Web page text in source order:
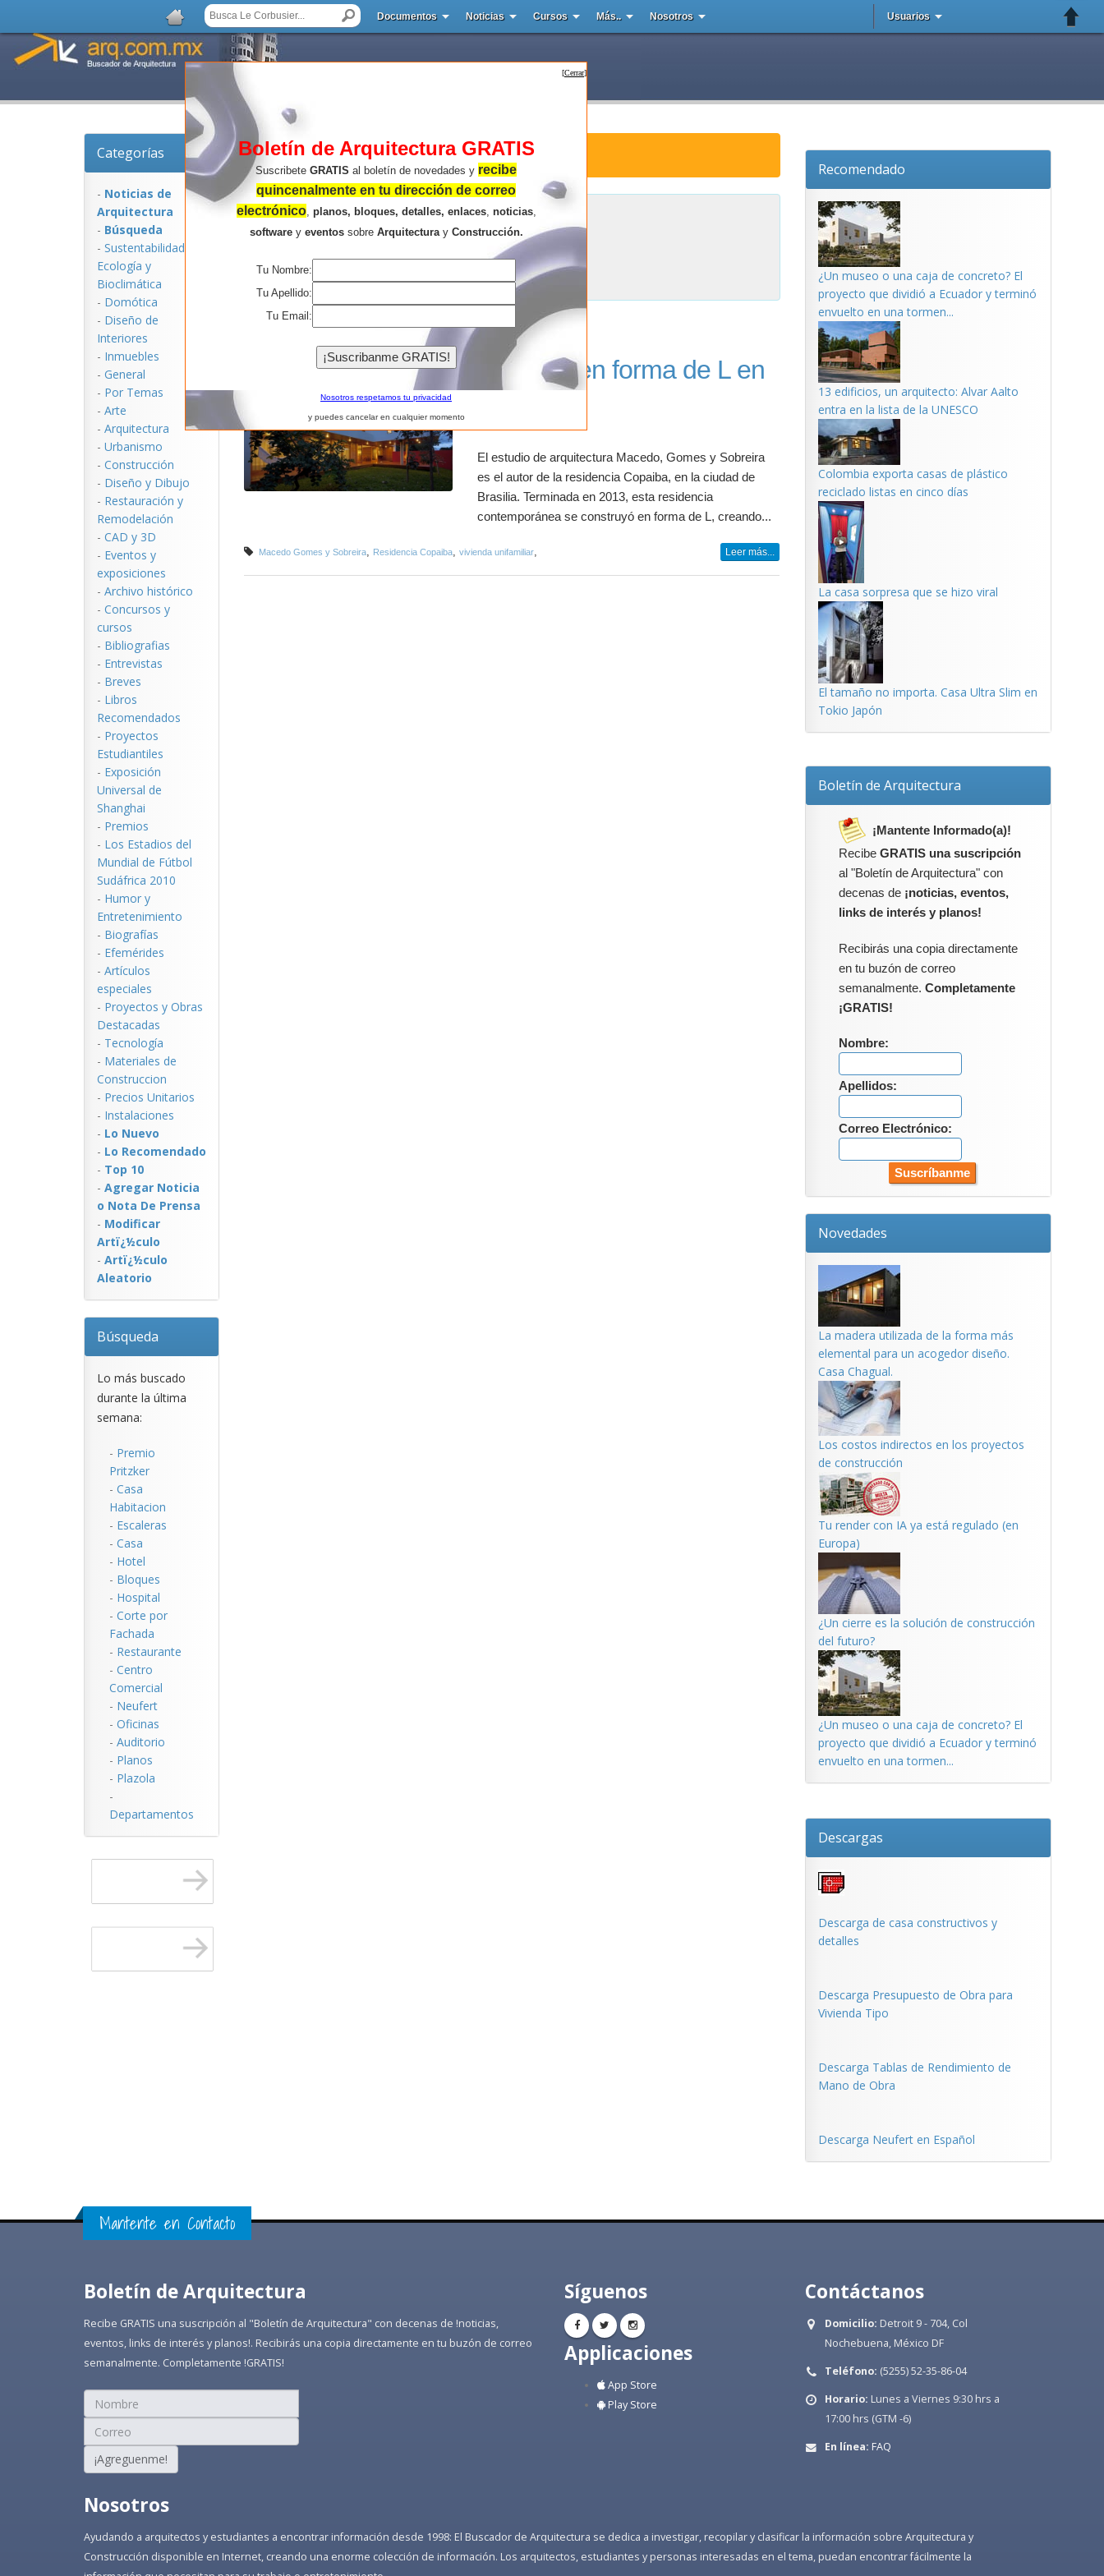
Documentos Noticias Cursos Más.. Nosotros Usuarios
Categorías
- Noticias de
Arquitectura
- Búsqueda
- Sustentabilidad,
Ecologí­a y
Bioclimática
- Domótica
- Diseño de
Interiores
- Inmuebles
- General
- Por Temas
- Arte
- Arquitectura
- Urbanismo
- Construcción
- Diseño y Dibujo
- Restauración y
Remodelación
- CAD y 3D
- Eventos y
exposiciones
- Archivo histórico
- Concursos y
cursos
- Bibliografias
- Entrevistas
- Breves
- Libros
Recomendados
- Proyectos
Estudiantiles
- Exposición
Universal de
Shanghai
- Premios
- Los Estadios del
Mundial de Fútbol
Sudáfrica 2010
- Humor y
Entretenimiento
- Biografías
- Efemérides
- Artículos
especiales
- Proyectos y Obras
Destacadas
- Tecnología
- Materiales de
Construccion
- Precios Unitarios
- Instalaciones
- Lo Nuevo
- Lo Recomendado
- Top 10
- Agregar Noticia
o Nota De Prensa
- Modificar
Artï¿½culo
- Artï¿½culo
Aleatorio
Búsqueda
Lo más buscado
durante la última
semana:
- Premio
Pritzker
- Casa
Habitacion
- Escaleras
- Casa
- Hotel
- Bloques
- Hospital
- Corte por
Fachada
- Restaurante
- Centro
Comercial
- Neufert
- Oficinas
- Auditorio
- Planos
- Plazola
-
Departamentos
Noticias de Arquitectura : Macedo Gomes y Sobreira
Macedo Gomes y Sobreira
Resultados de la búsqueda .
Vivienda en forma de L en
El estudio de arquitectura Macedo, Gomes y Sobreira
es el autor de la residencia Copaiba, en la ciudad de
Brasilia. Terminada en 2013, esta residencia
contemporánea se construyó en forma de L, creando...
Macedo Gomes y Sobreira, Residencia Copaiba, vivienda unifamiliar, Leer más...
Recomendado
¿Un museo o una caja de concreto? El
proyecto que dividió a Ecuador y terminó
envuelto en una tormen...
13 edificios, un arquitecto: Alvar Aalto
entra en la lista de la UNESCO
Colombia exporta casas de plástico
reciclado listas en cinco días
La casa sorpresa que se hizo viral
El tamaño no importa. Casa Ultra Slim en
Tokio Japón
Boletín de Arquitectura
¡Mantente Informado(a)!
Recibe GRATIS una suscripción
al "Boletín de Arquitectura" con
decenas de ¡noticias, eventos,
links de interés y planos!
Recibirás una copia directamente
en tu buzón de correo
semanalmente. Completamente
¡GRATIS!
Nombre:
Apellidos:
Correo Electrónico:
Novedades
La madera utilizada de la forma más
elemental para un acogedor diseño.
Casa Chagual.
Los costos indirectos en los proyectos
de construcción
Tu render con IA ya está regulado (en
Europa)
¿Un cierre es la solución de construcción
del futuro?
¿Un museo o una caja de concreto? El
proyecto que dividió a Ecuador y terminó
envuelto en una tormen...
Descargas
Descarga de casa constructivos y
detalles
Descarga Presupuesto de Obra para
Vivienda Tipo
Descarga Tablas de Rendimiento de
Mano de Obra
Descarga Neufert en Español
Mantente en Contacto
Boletín de Arquitectura
Recibe GRATIS una suscripción al "Boletín de Arquitectura" con decenas de !noticias,
eventos, links de interés y planos!. Recibirás una copia directamente en tu buzón de correo
semanalmente. Completamente !GRATIS!
¡Agreguenme!
Síguenos
Applicaciones
App Store
Play Store
Contáctanos
Domicilio: Detroit 9 - 704, Col
Nochebuena, México DF
Teléfono: (5255) 52-35-86-04
Horario: Lunes a Viernes 9:30 hrs a
17:00 hrs (GTM -6)
En línea: FAQ
Nosotros
Ayudando a arquitectos y estudiantes a encontrar información desde 1998: El Buscador de Arquitectura se dedica a investigar, recopilar y clasificar la información sobre Arquitectura y
Construcción disponible en Internet, creando una enorme colección de información. Los arquitectos, estudiantes y personas interesadas en el tema, puedan encontrar fácilmente la
[Cerrar]
Boletín de Arquitectura GRATIS
Suscribete GRATIS al boletín de novedades y recibe
quincenalmente en tu dirección de correo
electrónico, planos, bloques, detalles, enlaces, noticias,
softwarey eventossobre Arquitecturay Construcción.
Tu Nombre:
Tu Apellido:
Tu Email:
Nosotros respetamos tu privacidad
y puedes cancelar en cualquier momento